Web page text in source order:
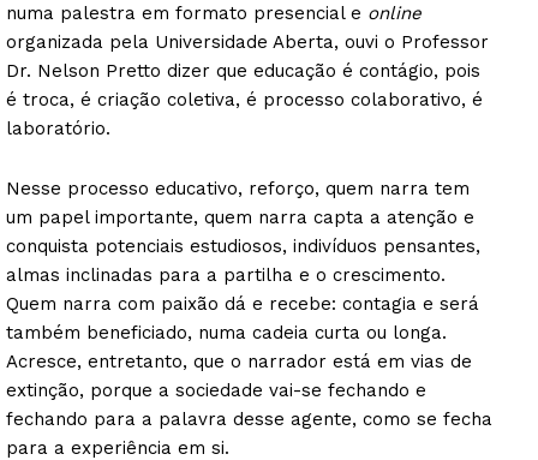
numa palestra em formato presencial e online
organizada pela Universidade Aberta, ouvi o Professor
Dr. Nelson Pretto dizer que educação é contágio, pois
é troca, é criação coletiva, é processo colaborativo, é
laboratório.
Nesse processo educativo, reforço, quem narra tem
um papel importante, quem narra capta a atenção e
conquista potenciais estudiosos, indivíduos pensantes,
almas inclinadas para a partilha e o crescimento.
Quem narra com paixão dá e recebe: contagia e será
também beneficiado, numa cadeia curta ou longa.
Acresce, entretanto, que o narrador está em vias de
extinção, porque a sociedade vai-se fechando e
fechando para a palavra desse agente, como se fecha
para a experiência em si.